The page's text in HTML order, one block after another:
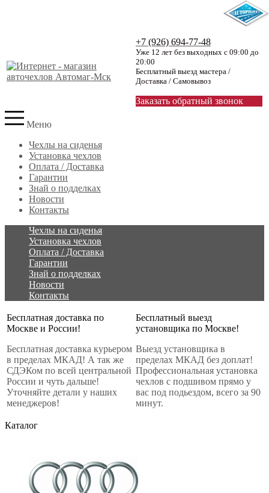
+7 (926) 694-77-48
Уже 12 лет без выходных с 09:00 до
20:00
Бесплатный выезд мастера /
Доставка / Самовывоз
Заказать обратный звонок
Меню
Чехлы на сиденья
Установка чехлов
Оплата / Доставка
Гарантии
Знай о подделках
Новости
Контакты
Чехлы на сиденья
Установка чехлов
Оплата / Доставка
Гарантии
Знай о подделках
Новости
Контакты
Бесплатная доставка по
Москве и России!
Бесплатная доставка курьером
в пределах МКАД! А так же
СДЭКом по всей центральной
России и чуть дальше!
Уточняйте детали у наших
менеджеров!
Бесплатный выезд
установщика по Москве!
Выезд установщика в
пределах МКАД без доплат!
Профессиональная установка
чехлов с подшивом прямо у
вас под подьездом, всего за 90
минут.
Каталог